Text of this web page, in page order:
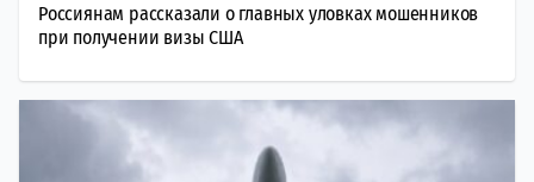
Россиянам рассказали о главных уловках мошенников
при получении визы США